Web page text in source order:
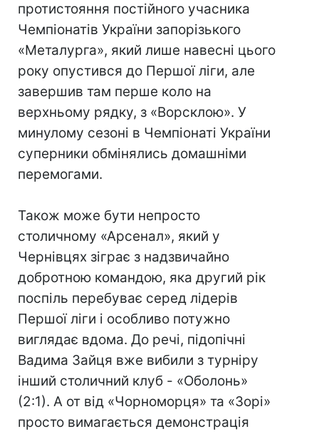
протистояння постійного учасника
Чемпіонатів України запорізького
«Металурга», який лише навесні цього
року опустився до Першої ліги, але
завершив там перше коло на
верхньому рядку, з «Ворсклою». У
минулому сезоні в Чемпіонаті України
суперники обмінялись домашніми
перемогами.
Також може бути непросто
столичному «Арсенал», який у
Чернівцях зіграє з надзвичайно
добротною командою, яка другий рік
поспіль перебуває серед лідерів
Першої ліги і особливо потужно
виглядає вдома. До речі, підопічні
Вадима Зайця вже вибили з турніру
інший столичний клуб - «Оболонь»
(2:1). А от від «Чорноморця» та «Зорі»
просто вимагається демонстрація